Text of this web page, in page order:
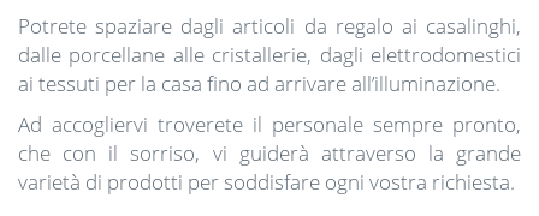
Potrete spaziare dagli articoli da regalo ai casalinghi,
dalle porcellane alle cristallerie, dagli elettrodomestici
ai tessuti per la casa fino ad arrivare all’illuminazione.
Ad accogliervi troverete il personale sempre pronto,
che con il sorriso, vi guiderà attraverso la grande
varietà di prodotti per soddisfare ogni vostra richiesta.